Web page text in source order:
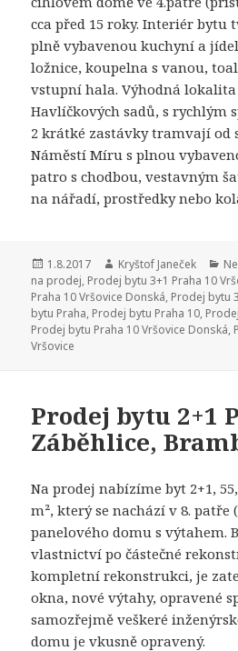
cca před 15 roky. Interiér bytu
plně vybavenou kuchyní a
ložnice, koupelna s vanou,
vstupní hala. Výhodná
Havlíčkových sadů, s rychlým
2 krátké zastávky tramvají od
Náměstí Míru s plnou
patro s chodbou, vestavným
na nářadí, prostředky nebo
Publikováno:
1.8.2017 Autor:
Kryštof Janeček
na prodej, Prodej bytu 3+1 Praha 10
Praha 10 Vršovice Donská, Prodej bytu
bytu Praha, Prodej bytu Praha 10,
Prodej bytu Praha 10 Vršovice Donská,
Vršovice
Prodej bytu 2+1
Záběhlice,
Na prodej nabízíme byt 2+1,
m², který se nachází v 8. patře
panelového domu s výtahem.
vlastnictví po částečné
kompletní rekonstrukci, je
okna, nové výtahy, opravené
samozřejmě veškeré
domu je vkusně opravený.